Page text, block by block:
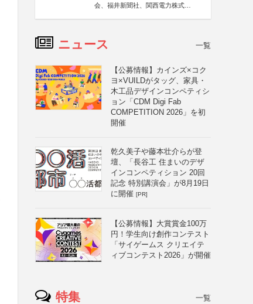
会、福井新聞社、関西電力株式会
ニュース 一覧
【公募情報】カインズ×コク
ヨ×VUILDがタッグ、家具・
木工品デザインコンペティシ
ョン「CDM Digi Fab
COMPETITION 2026」を初
開催
乾久美子や藤本壮介らが登
壇、「長谷工 住まいのデザ
インコンペティション 20回
記念 特別講演会」が8月19日
に開催 [PR]
【公募情報】大賞賞金100万
円！学生向け創作コンテスト
「サイゲームス クリエイテ
ィブコンテスト2026」が開催
特集 一覧